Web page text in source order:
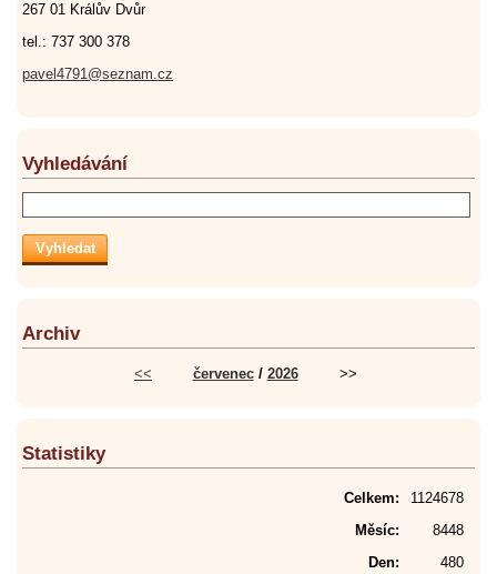
267 01 Králův Dvůr
tel.: 737 300 378
pavel4791@seznam.cz
Vyhledávání
Archiv
<< červenec/ 2026 >>
Statistiky
Celkem:
1124678
Měsíc:
8448
Den:
480